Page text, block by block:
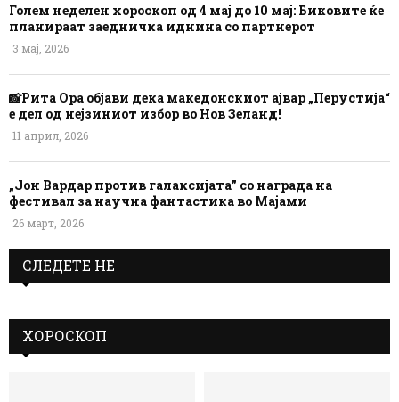
Голем неделен хороскоп од 4 мај до 10 мај: Биковите ќе
планираат заедничка иднина со партнерот
3 мај, 2026
📸Рита Ора објави дека македонскиот ајвар „Перустија“
е дел од нејзиниот избор во Нов Зеланд!
11 април, 2026
„Јон Вардар против галаксијата” со награда на
фестивал за научна фантастика во Мајами
26 март, 2026
СЛЕДЕТЕ НЕ
ХОРОСКОП